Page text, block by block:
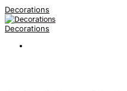
Decorations
Decorations